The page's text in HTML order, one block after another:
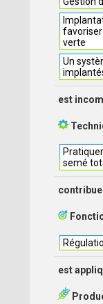
favoriser
verte
Un
est
semé
contribue
est